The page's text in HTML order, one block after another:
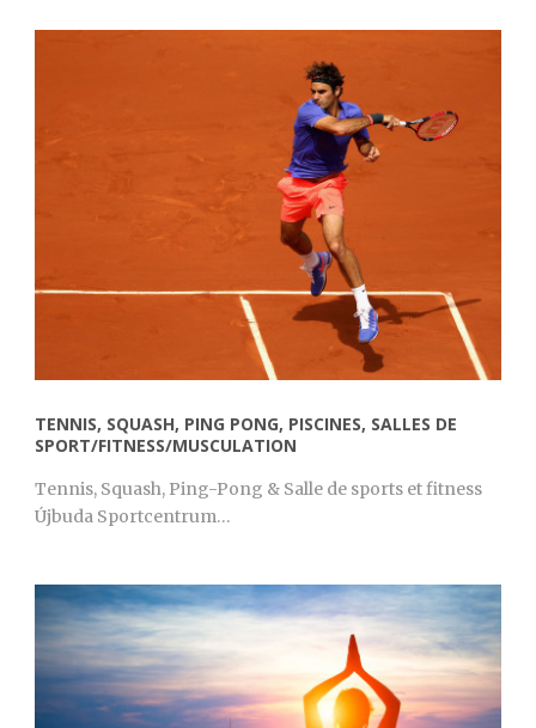
TENNIS, SQUASH, PING PONG, PISCINES, SALLES DE
SPORT/FITNESS/MUSCULATION
Tennis, Squash, Ping-Pong & Salle de sports et fitness
Újbuda Sportcentrum…